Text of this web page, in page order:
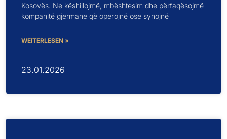
Kosovës. Ne këshillojmë, mbështesim dhe përfaqësojmë
kompanitë gjermane që operojnë ose synojnë
WEITERLESEN »
23.01.2026